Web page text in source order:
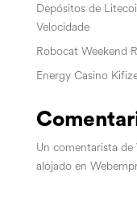
Depósitos de
Velocidade
Robocat Weekend
Energy Casino
Un comentarista de
alojado en